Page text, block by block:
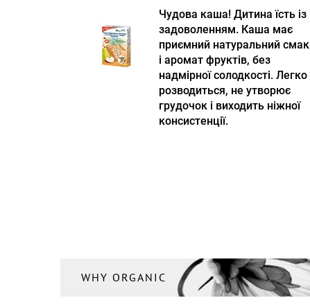
Чудова каша! Дитина їсть із
задоволенням. Каша має
приємний натуральний смак
і аромат фруктів, без
надмірної солодкості. Легко
розводиться, не утворює
грудочок і виходить ніжної
консистенції.
WHY ORGANIC